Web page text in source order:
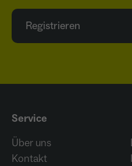
Registrieren
Service
Über uns
Kontakt